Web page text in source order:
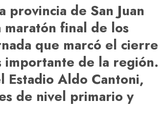
de San Juan
final de los
que marcó el cierre
importante de la región.
Estadio Aldo Cantoni,
de nivel primario y